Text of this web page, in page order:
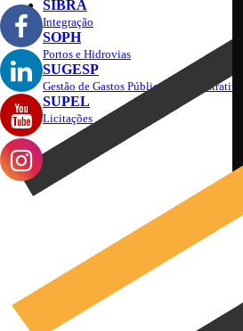
SIBRA
Integração
SOPH
Portos e Hidrovias
SUGESP
Gestão de Gastos Públicos Administrativos
SUPEL
Licitações